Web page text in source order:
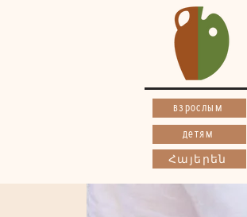
взрослым
детям
Հայերեն